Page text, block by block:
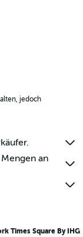
jedoch
an
Times Square By IHG